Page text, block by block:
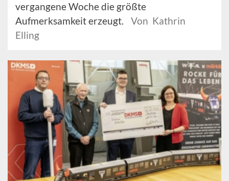
vergangene Woche die größte
Aufmerksamkeit erzeugt.
Von Kathrin
Elling